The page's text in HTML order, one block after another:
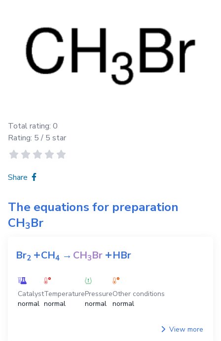
Total rating: 0
Rating: 5 / 5 star
Share
The equations for preparation
CH3Br
Br2 +CH4 →CH3Br +HBr
Catalyst
normal
Temperature
normal
Pressure
normal
Other conditions
normal
View more